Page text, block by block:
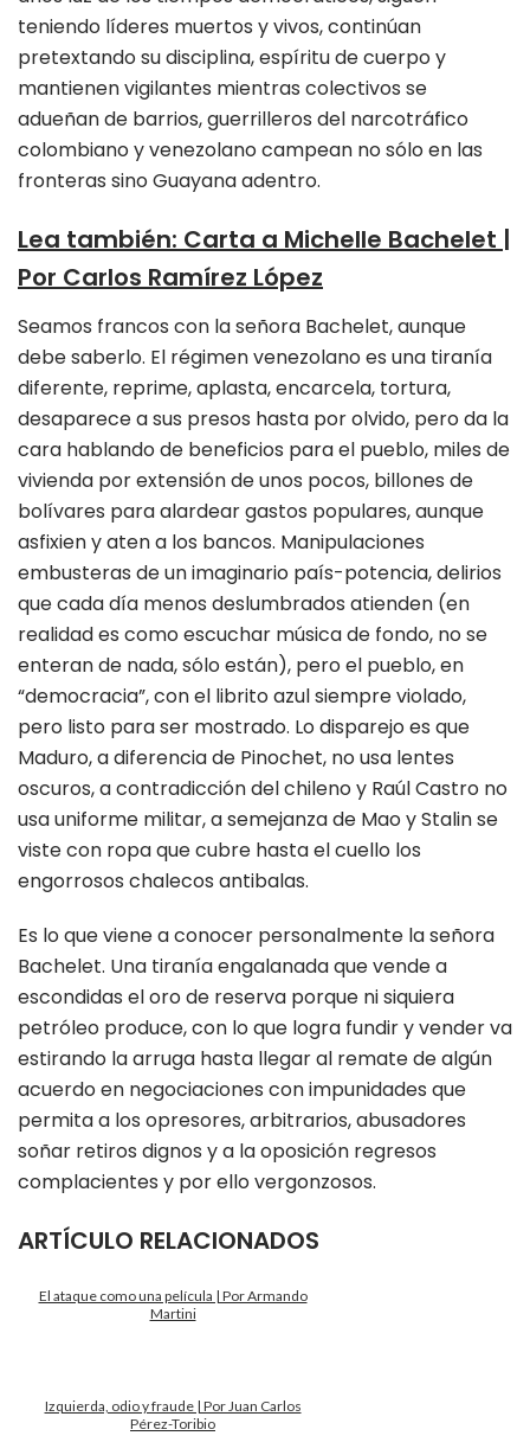
teniendo líderes muertos y vivos, continúan
pretextando su disciplina, espíritu de cuerpo y
mantienen vigilantes mientras colectivos se
adueñan de barrios, guerrilleros del narcotráfico
colombiano y venezolano campean no sólo en las
fronteras sino Guayana adentro.
Lea también: Carta a Michelle Bachelet |
Por Carlos Ramírez López
Seamos francos con la señora Bachelet, aunque
debe saberlo. El régimen venezolano es una tiranía
diferente, reprime, aplasta, encarcela, tortura,
desaparece a sus presos hasta por olvido, pero da la
cara hablando de beneficios para el pueblo, miles de
vivienda por extensión de unos pocos, billones de
bolívares para alardear gastos populares, aunque
asfixien y aten a los bancos. Manipulaciones
embusteras de un imaginario país-potencia, delirios
que cada día menos deslumbrados atienden (en
realidad es como escuchar música de fondo, no se
enteran de nada, sólo están), pero el pueblo, en
“democracia”, con el librito azul siempre violado,
pero listo para ser mostrado. Lo disparejo es que
Maduro, a diferencia de Pinochet, no usa lentes
oscuros, a contradicción del chileno y Raúl Castro no
usa uniforme militar, a semejanza de Mao y Stalin se
viste con ropa que cubre hasta el cuello los
engorrosos chalecos antibalas.
Es lo que viene a conocer personalmente la señora
Bachelet. Una tiranía engalanada que vende a
escondidas el oro de reserva porque ni siquiera
petróleo produce, con lo que logra fundir y vender va
estirando la arruga hasta llegar al remate de algún
acuerdo en negociaciones con impunidades que
permita a los opresores, arbitrarios, abusadores
soñar retiros dignos y a la oposición regresos
complacientes y por ello vergonzosos.
ARTÍCULO RELACIONADOS
El ataque como una película | Por Armando
Martini
Izquierda, odio y fraude | Por Juan Carlos
Pérez-Toribio